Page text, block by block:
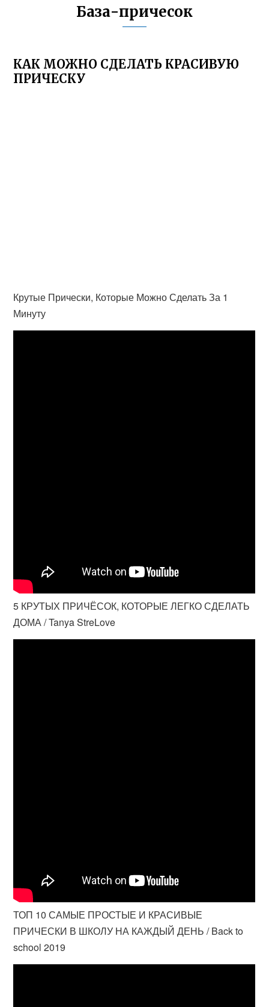
База-причесок
КАК МОЖНО СДЕЛАТЬ КРАСИВУЮ
ПРИЧЕСКУ
Крутые Прически, Которые Можно Сделать За 1
Минуту
5 КРУТЫХ ПРИЧЁСОК, КОТОРЫЕ ЛЕГКО СДЕЛАТЬ
ДОМА / Tanya StreLove
ТОП 10 САМЫЕ ПРОСТЫЕ И КРАСИВЫЕ
ПРИЧЕСКИ В ШКОЛУ НА КАЖДЫЙ ДЕНЬ / Back to
school 2019